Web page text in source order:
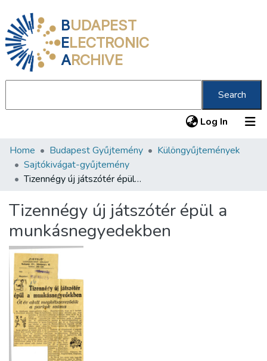
BUDAPEST
ELECTRONIC
ARCHIVE
Search
Log In (current)
Communities & Collections
All of DSpace
About us
Home Budapest Gyűjtemény
Különgyűjtemények
Sajtókivágat-gyűjtemény
Tizennégy új játszótér épül a munkásnegyedekben
Tizennégy új játszótér épül a
munkásnegyedekben